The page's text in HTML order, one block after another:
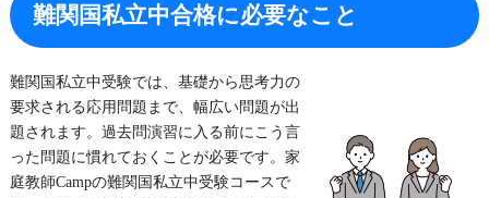
難関国私立中合格に必要なこと
難関国私立中受験では、基礎から思考力の
要求される応用問題まで、幅広い問題が出
題されます。過去問演習に入る前にこう言
った問題に慣れておくことが必要です。家
庭教師Campの難関国私立中受験コースで